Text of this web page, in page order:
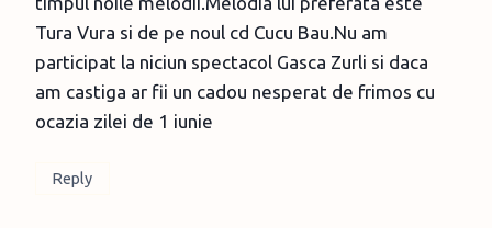
Tura Vura si de pe noul cd Cucu Bau.Nu am
participat la niciun spectacol Gasca Zurli si daca
am castiga ar fii un cadou nesperat de frimos cu
ocazia zilei de 1 iunie
Reply